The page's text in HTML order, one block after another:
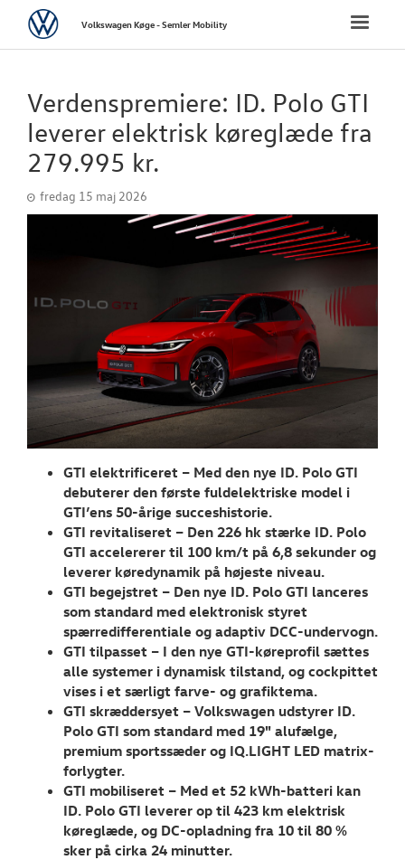
NYE
BRUGTE BILER
VÆRKSTED
SKADECENTER
TILBEHØR
RESERVEDELE
Tilmeld dig
Aktuelt
JOB OG
Toggle
VolkswagenVolkswagen Køge - Semler Mobility
Verdenspremiere: ID. Polo GTI
leverer elektrisk køreglæde fra
279.995 kr.
fredag 15 maj 2026
GTI elektrificeret – Med den nye ID. Polo GTI
debuterer den første fuldelektriske model i
GTI’ens 50-årige succeshistorie.
GTI revitaliseret – Den 226 hk stærke ID. Polo
GTI accelererer til 100 km/t på 6,8 sekunder og
leverer køredynamik på højeste niveau.
GTI begejstret – Den nye ID. Polo GTI lanceres
som standard med elektronisk styret
spærredifferentiale og adaptiv DCC-undervogn.
GTI tilpasset – I den nye GTI-køreprofil sættes
alle systemer i dynamisk tilstand, og cockpittet
vises i et særligt farve- og grafiktema.
GTI skræddersyet – Volkswagen udstyrer ID.
Polo GTI som standard med 19" alufælge,
premium sportssæder og IQ.LIGHT LED matrix-
forlygter.
GTI mobiliseret – Med et 52 kWh-batteri kan
ID. Polo GTI leverer op til 423 km elektrisk
køreglæde, og DC-opladning fra 10 til 80 %
sker på cirka 24 minutter.